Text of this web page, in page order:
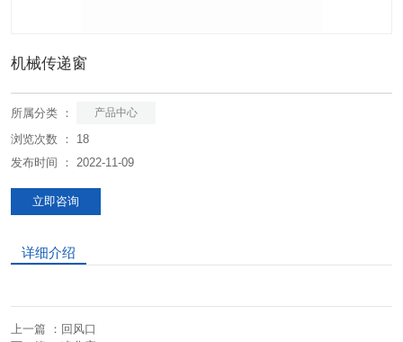
机械传递窗
所属分类 ： 产品中心
浏览次数 ： 18
发布时间 ： 2022-11-09
立即咨询
详细介绍
上一篇 ： 回风口